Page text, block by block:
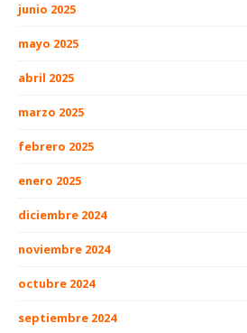
junio 2025
mayo 2025
abril 2025
marzo 2025
febrero 2025
enero 2025
diciembre 2024
noviembre 2024
octubre 2024
septiembre 2024